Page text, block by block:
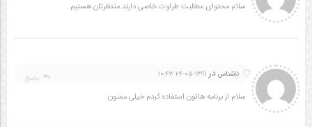
سلام محتوای مطالبت طراوت خاصی دارند.منتظرتان هستیم .
5
ناشناس در ۱۳۹۱-۰۵-۲۴ ۱۰:۴۳
سلام از برنامه هاتون استفاده کردم خیلی ممنون
پاسخ